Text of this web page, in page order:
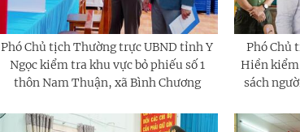
Phó Chủ tịch Thường trực UBND tỉnh Y
Ngọc kiểm tra khu vực bỏ phiếu số 1
thôn Nam Thuận, xã Bình Chương
Phó Chủ
Hiền
sách